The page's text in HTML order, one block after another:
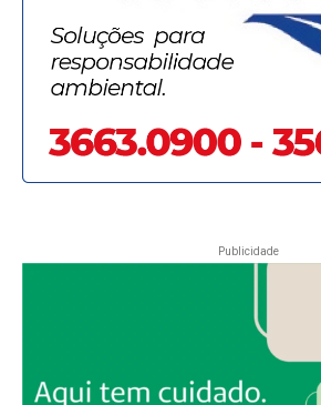
Publicidade